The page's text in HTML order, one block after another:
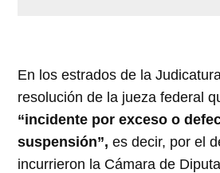
En los estrados de la
resolución de la jueza federal
“incidente por exceso o
suspensión”, es decir, por el
incurrieron la Cámara de